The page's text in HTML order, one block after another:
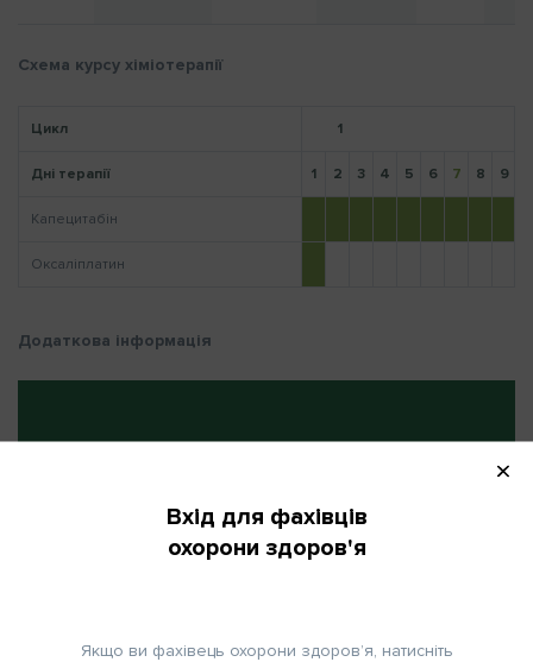
Схема курсу хіміотерапії
Цикл 1
Дні терапії 1 2 3 4 5 6 7 8 9
Капецитабін
Оксаліплатин
Додаткова інформація
Вхід для фахівців
охорони здоров'я
Якщо ви фахівець охорони здоров’я, натисніть